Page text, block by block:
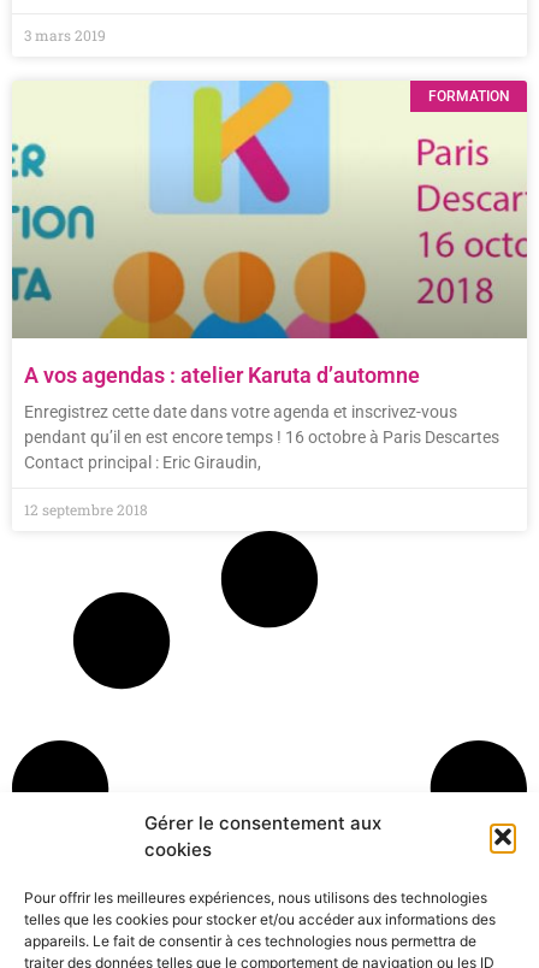
Gérer le consentement aux
cookies
Pour offrir les meilleures expériences, nous utilisons des technologies
telles que les cookies pour stocker et/ou accéder aux informations des
appareils. Le fait de consentir à ces technologies nous permettra de
traiter des données telles que le comportement de navigation ou les ID
3 mars 2019
FORMATION
A vos agendas : atelier Karuta d’automne
Enregistrez cette date dans votre agenda et inscrivez-vous
pendant qu’il en est encore temps ! 16 octobre à Paris Descartes
Contact principal : Eric Giraudin,
12 septembre 2018